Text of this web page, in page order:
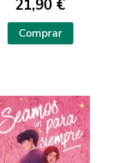
21,90 €
Comprar